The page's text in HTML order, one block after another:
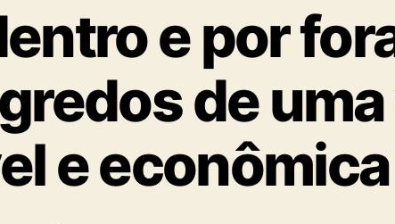
e por
de
e econômica